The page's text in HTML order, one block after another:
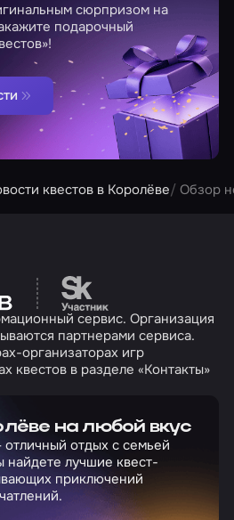
сюрпризом на
подарочный
квестов в Королёве Обзор
Перейти на сайт
сервис. Организация
партнерами сервиса.
организаторах игр
квестов в разделе «Контакты»
на любой вкус
отдых с семьей
найдете лучшие квест-
приключений